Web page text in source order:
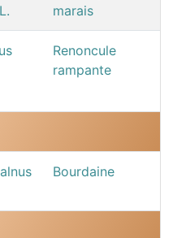
marais
Renoncule
rampante
Bourdaine